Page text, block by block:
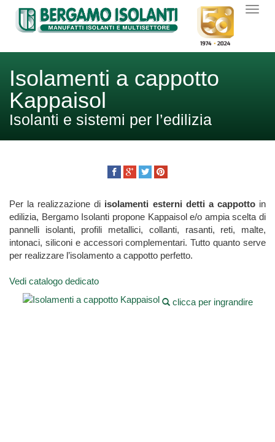
Isolamenti a cappotto
Kappaisol
Isolanti e sistemi per l’edilizia
Per la realizzazione di isolamenti esterni detti a cappottoin
edilizia, Bergamo Isolanti propone Kappaisol e/o ampia scelta di
pannelli isolanti, profili metallici, collanti, rasanti, reti, malte,
intonaci, siliconi e accessori complementari. Tutto quanto serve
per realizzare l’isolamento a cappotto perfetto.
Vedi catalogo dedicato
clicca per ingrandire